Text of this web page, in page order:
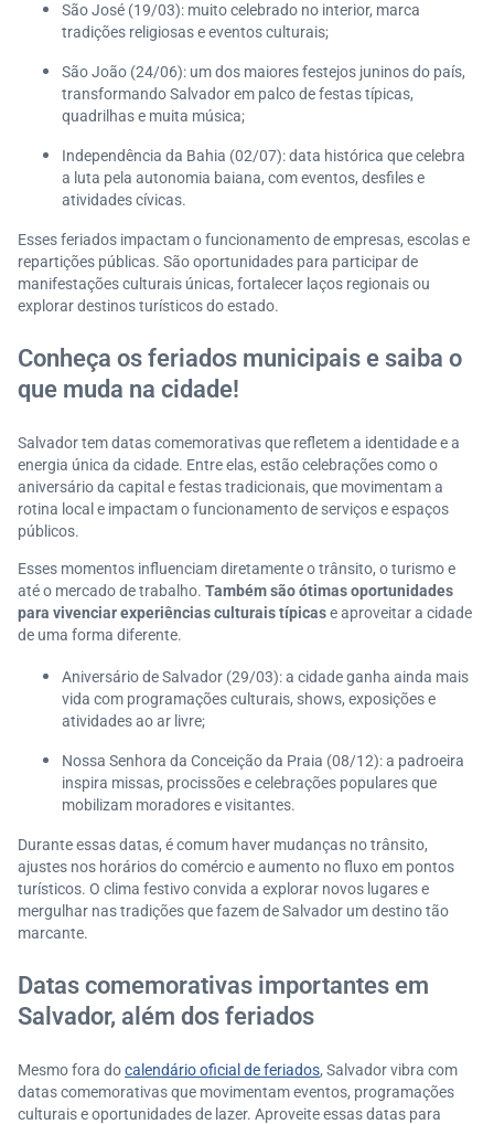
São José (19/03): muito celebrado no interior, marca
tradições religiosas e eventos culturais;
São João (24/06): um dos maiores festejos juninos do país,
transformando Salvador em palco de festas típicas,
quadrilhas e muita música;
Independência da Bahia (02/07): data histórica que celebra
a luta pela autonomia baiana, com eventos, desfiles e
atividades cívicas.
Esses feriados impactam o funcionamento de empresas, escolas e
repartições públicas. São oportunidades para participar de
manifestações culturais únicas, fortalecer laços regionais ou
explorar destinos turísticos do estado.
Conheça os feriados municipais e saiba o
que muda na cidade!
Salvador tem datas comemorativas que refletem a identidade e a
energia única da cidade. Entre elas, estão celebrações como o
aniversário da capital e festas tradicionais, que movimentam a
rotina local e impactam o funcionamento de serviços e espaços
públicos.
Esses momentos influenciam diretamente o trânsito, o turismo e
até o mercado de trabalho. Também são ótimas oportunidades
para vivenciar experiências culturais típicase aproveitar a cidade
de uma forma diferente.
Aniversário de Salvador (29/03): a cidade ganha ainda mais
vida com programações culturais, shows, exposições e
atividades ao ar livre;
Nossa Senhora da Conceição da Praia (08/12): a padroeira
inspira missas, procissões e celebrações populares que
mobilizam moradores e visitantes.
Durante essas datas, é comum haver mudanças no trânsito,
ajustes nos horários do comércio e aumento no fluxo em pontos
turísticos. O clima festivo convida a explorar novos lugares e
mergulhar nas tradições que fazem de Salvador um destino tão
marcante.
Datas comemorativas importantes em
Salvador, além dos feriados
Mesmo fora docalendário oficial de feriados, Salvador vibra com
datas comemorativas que movimentam eventos, programações
culturais e oportunidades de lazer. Aproveite essas datas para